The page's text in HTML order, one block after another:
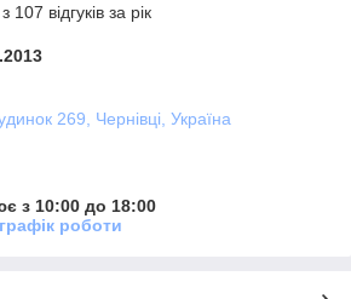
відгуків за рік
269, Чернівці, Україна
з 10:00 до 18:00
роботи